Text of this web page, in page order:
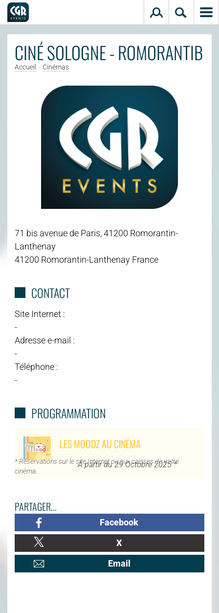
Aller au contenu principal
CINÉ SOLOGNE - ROMORANTIB
Accueil > Cinémas
71 bis avenue de Paris, 41200 Romorantin-
Lanthenay
41200 Romorantin-Lanthenay France
CONTACT
Site Internet :
-
Adresse e-mail :
-
Téléphone :
-
PROGRAMMATION
LES MOODZ AU CINÉMA
À partir du 29 Octobre 2025 *
* Réservations sur le site Internet ou aux caisses de votre
cinéma.
PARTAGER...
Facebook
X
Email